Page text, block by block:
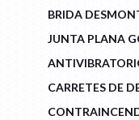
BRIDA
JUNTA PLANA
CARRETES DE